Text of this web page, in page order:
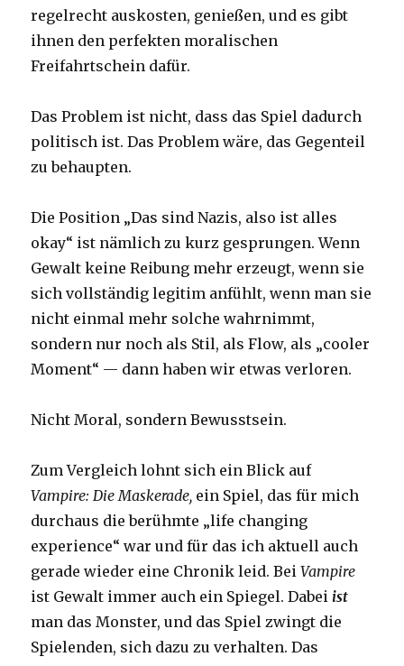
regelrecht auskosten, genießen, und es gibt
ihnen den perfekten moralischen
Freifahrtschein dafür.
Das Problem ist nicht, dass das Spiel dadurch
politisch ist. Das Problem wäre, das Gegenteil
zu behaupten.
Die Position „Das sind Nazis, also ist alles
okay“ ist nämlich zu kurz gesprungen. Wenn
Gewalt keine Reibung mehr erzeugt, wenn sie
sich vollständig legitim anfühlt, wenn man sie
nicht einmal mehr solche wahrnimmt,
sondern nur noch als Stil, als Flow, als „cooler
Moment“ — dann haben wir etwas verloren.
Nicht Moral, sondern Bewusstsein.
Zum Vergleich lohnt sich ein Blick auf
Vampire: Die Maskerade, ein Spiel, das für mich
durchaus die berühmte „life changing
experience“ war und für das ich aktuell auch
gerade wieder eine Chronik leid. BeiVampire
ist Gewalt immer auch ein Spiegel. Dabei ist
man das Monster, und das Spiel zwingt die
Spielenden, sich dazu zu verhalten. Das